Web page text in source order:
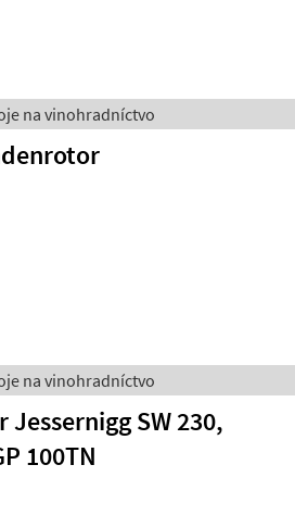
na vinohradníctvo
na vinohradníctvo
SW 230,
100TN